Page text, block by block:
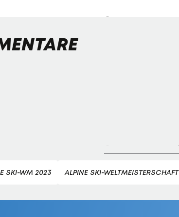
SKI-WM 2023 ALPINE SKI-WELTMEISTERSCHAFT